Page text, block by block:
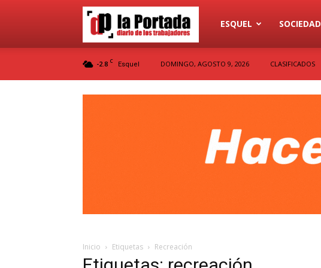
Diario
ESQUEL SOCIEDAD
-2.8 C Esquel DOMINGO, AGOSTO 9, 2026 CLASIFICADOS
Inicio Etiquetas Recreación